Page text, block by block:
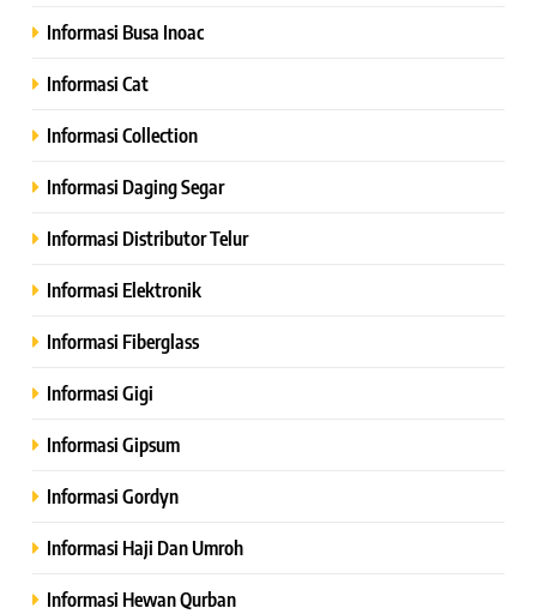
Informasi Busa Inoac
Informasi Cat
Informasi Collection
Informasi Daging Segar
Informasi Distributor Telur
Informasi Elektronik
Informasi Fiberglass
Informasi Gigi
Informasi Gipsum
Informasi Gordyn
Informasi Haji Dan Umroh
Informasi Hewan Qurban